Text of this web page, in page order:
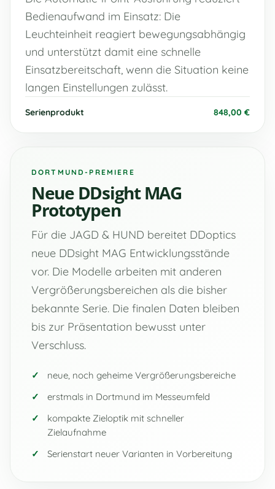
Bedienaufwand im Einsatz: Die
Leuchteinheit reagiert bewegungsabhängig
und unterstützt damit eine schnelle
Einsatzbereitschaft, wenn die Situation keine
langen Einstellungen zulässt.
Serienprodukt 848,00 €
DORTMUND-PREMIERE
Neue DDsight MAG
Prototypen
Für die JAGD & HUND bereitet DDoptics
neue DDsight MAG Entwicklungsstände
vor. Die Modelle arbeiten mit anderen
Vergrößerungsbereichen als die bisher
bekannte Serie. Die finalen Daten bleiben
bis zur Präsentation bewusst unter
Verschluss.
neue, noch geheime Vergrößerungsbereiche
erstmals in Dortmund im Messeumfeld
kompakte Zieloptik mit schneller
Zielaufnahme
Serienstart neuer Varianten in Vorbereitung